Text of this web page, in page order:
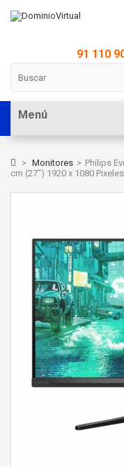
91 110
Menú
> Monitores > Philips
cm (27") 1920 x 1080